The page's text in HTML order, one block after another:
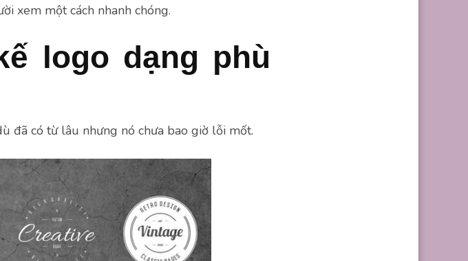
xem một cách nhanh chóng.
logo dạng phù
đã có từ lâu nhưng nó chưa bao giờ lỗi mốt.